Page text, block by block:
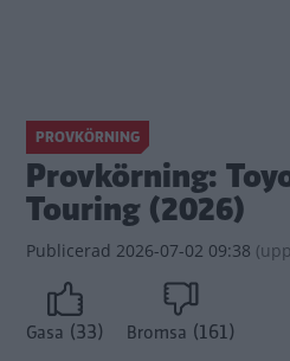
PROVKÖRNING
Provkörning:
Touring (2026)
Publicerad 2026-07-02 09:38 (
Gasa (33) Bromsa (161)